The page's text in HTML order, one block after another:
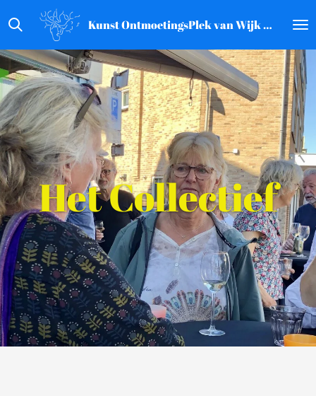
Ga
naar
de
hoofdinhoud
Kunst OntmoetingsPlek van Wijk aan Zee
Het Collectief